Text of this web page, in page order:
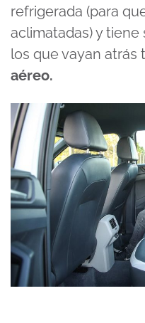
refrigerada (para
aclimatadas) y tiene
los que vayan atrás
aéreo.